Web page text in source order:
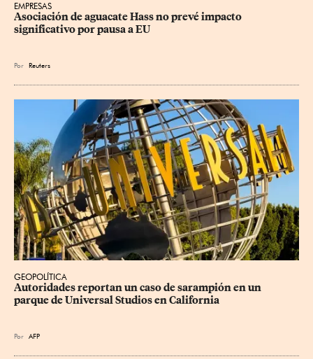
EMPRESAS
Asociación de aguacate Hass no prevé impacto
significativo por pausa a EU
Por Reuters
GEOPOLÍTICA
Autoridades reportan un caso de sarampión en un
parque de Universal Studios en California
Por AFP